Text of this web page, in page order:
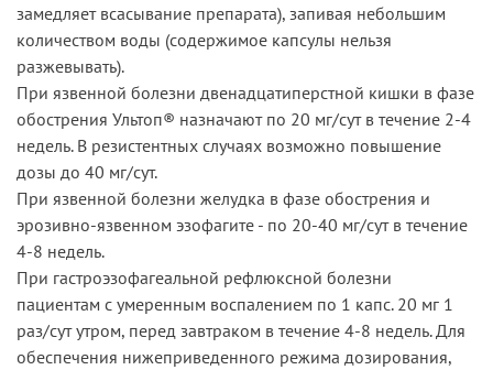
замедляет всасывание препарата), запивая небольшим
количеством воды (содержимое капсулы нельзя
разжевывать).
При язвенной болезни двенадцатиперстной кишки в фазе
обострения Ультоп® назначают по 20 мг/сут в течение 2-4
недель. В резистентных случаях возможно повышение
дозы до 40 мг/сут.
При язвенной болезни желудка в фазе обострения и
эрозивно-язвенном эзофагите - по 20-40 мг/сут в течение
4-8 недель.
При гастроэзофагеальной рефлюксной болезни
пациентам с умеренным воспалением по 1 капс. 20 мг 1
раз/сут утром, перед завтраком в течение 4-8 недель. Для
обеспечения нижеприведенного режима дозирования,